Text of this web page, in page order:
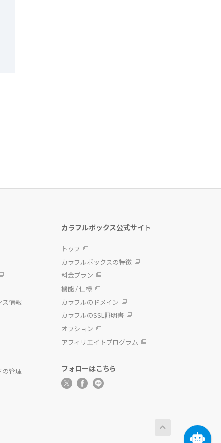
ス情報
の管理
カラフルボックス公式サイト
トップ
カラフルボックスの特徴
料金プラン
機能 / 仕様
カラフルのドメイン
カラフルのSSL証明書
オプション
アフィリエイトプログラム
フォローはこちら